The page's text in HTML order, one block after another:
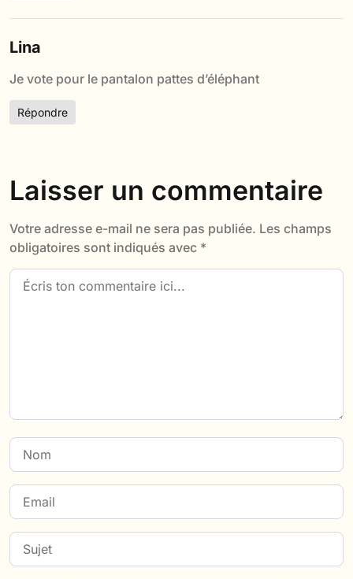
Lina
Je vote pour le pantalon pattes d’éléphant
Répondre
Laisser un commentaire
Votre adresse e-mail ne sera pas publiée. Les champs
obligatoires sont indiqués avec *